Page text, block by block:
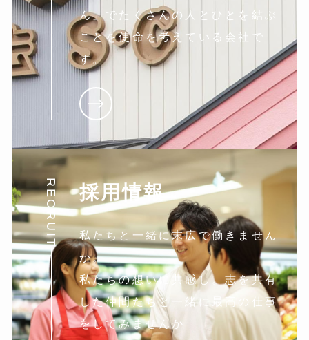
ん」でたくさんの人とひとを結ぶ
ことを使命を考えている会社で
す。
RECRUIT 採用情報
私たちと一緒に末広で働きません
か。
私たちの想いに共感し。志を共有
した仲間たちと一緒に最高の仕事
をしてみませんか